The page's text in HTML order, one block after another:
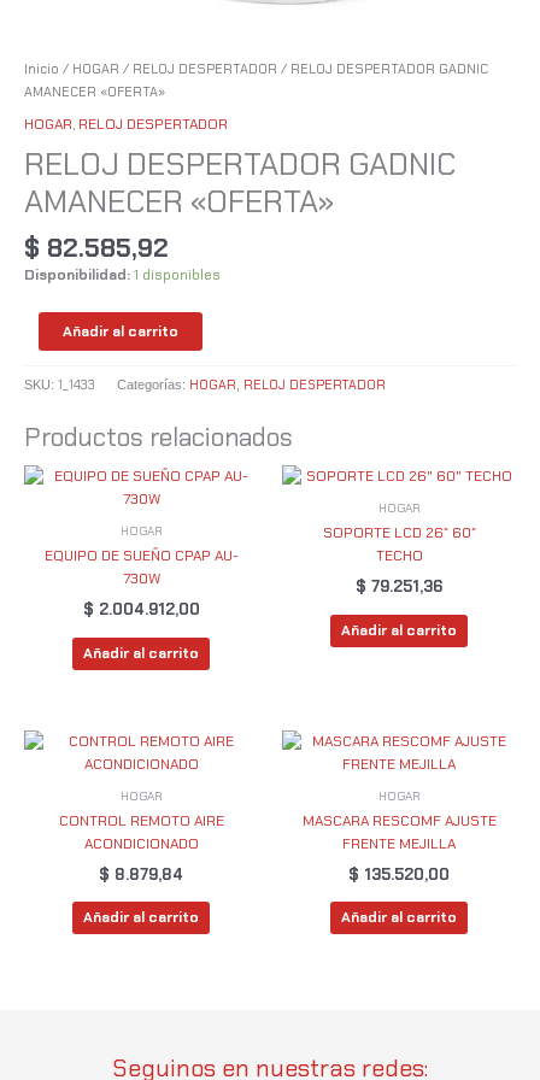
Inicio / HOGAR / RELOJ DESPERTADOR / RELOJ DESPERTADOR GADNIC
AMANECER «OFERTA»
HOGAR, RELOJ DESPERTADOR
RELOJ DESPERTADOR GADNIC
AMANECER «OFERTA»
$ 82.585,92
Disponibilidad:1 disponibles
Añadir al carrito
SKU: 1_1433 Categorías: HOGAR RELOJ DESPERTADOR
Productos relacionados
HOGAR
EQUIPO DE SUEÑO CPAP AU-
730W
$ 2.004.912,00
Añadir al carrito
HOGAR
SOPORTE LCD 26″ 60″
TECHO
$ 79.251,36
Añadir al carrito
HOGAR
CONTROL REMOTO AIRE
ACONDICIONADO
$ 8.879,84
Añadir al carrito
HOGAR
MASCARA RESCOMF AJUSTE
FRENTE MEJILLA
$ 135.520,00
Añadir al carrito
Seguinos en nuestras redes: